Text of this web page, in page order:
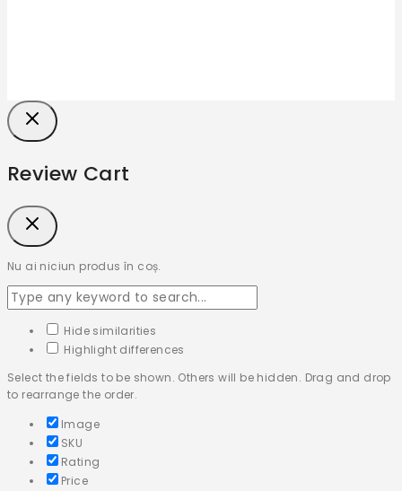
Review Cart
Nu ai niciun produs în coș.
Hide similarities
Highlight differences
Select the fields to be shown. Others will be hidden. Drag and drop
to rearrange the order.
Image
SKU
Rating
Price